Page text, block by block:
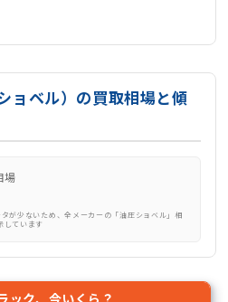
ョベル）の買取相場と傾
場
が少ないため、全メーカーの「油圧ショベル」相
しています